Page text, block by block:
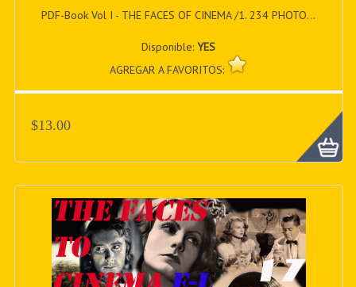
PDF-Book Vol I - THE FACES OF CINEMA /1. 234 PHOTO...
Disponible:YES
AGREGAR A FAVORITOS:
$13.00